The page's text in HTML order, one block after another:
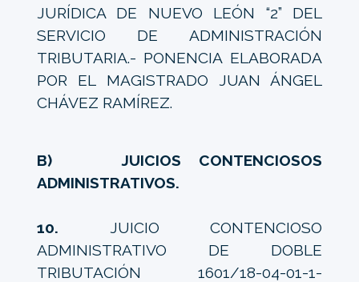
JURÍDICA DE NUEVO LEÓN “2” DEL
SERVICIO DE ADMINISTRACIÓN
TRIBUTARIA.- PONENCIA ELABORADA
POR EL MAGISTRADO JUAN ÁNGEL
CHÁVEZ RAMÍREZ.
B) JUICIOS CONTENCIOSOS
ADMINISTRATIVOS.
10. JUICIO CONTENCIOSO
ADMINISTRATIVO DE DOBLE
TRIBUTACIÓN 1601/18-04-01-1-